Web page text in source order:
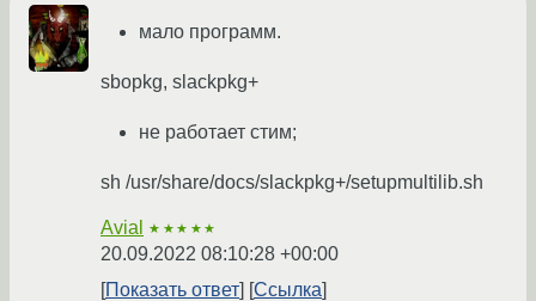
мало программ.
sbopkg, slackpkg+
не работает стим;
sh /usr/share/docs/slackpkg+/setupmultilib.sh
Avial ★★★★★
20.09.2022 08:10:28 +00:00
Показать ответ
Ссылка